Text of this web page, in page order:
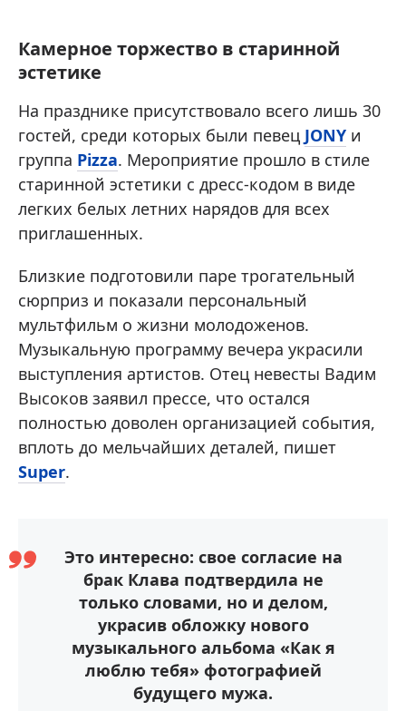
Камерное торжество в старинной
эстетике
На празднике присутствовало всего лишь 30
гостей, среди которых были певец JONY и
группа Pizza. Мероприятие прошло в стиле
старинной эстетики с дресс-кодом в виде
легких белых летних нарядов для всех
приглашенных.
Близкие подготовили паре трогательный
сюрприз и показали персональный
мультфильм о жизни молодоженов.
Музыкальную программу вечера украсили
выступления артистов. Отец невесты Вадим
Высоков заявил прессе, что остался
полностью доволен организацией события,
вплоть до мельчайших деталей, пишет
Super.
Это интересно: свое согласие на
брак Клава подтвердила не
только словами, но и делом,
украсив обложку нового
музыкального альбома «Как я
люблю тебя» фотографией
будущего мужа.